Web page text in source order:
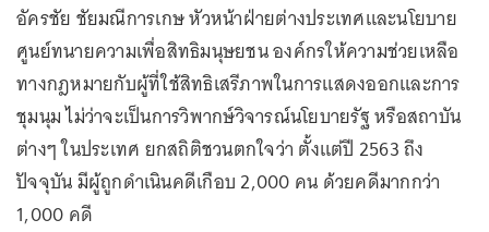
อัครชัย ชัยมณีการเกษ หัวหน้าฝ่ายต่างประเทศและนโยบาย
ศูนย์ทนายความเพื่อสิทธิมนุษยชน องค์กรให้ความช่วยเหลือ
ทางกฎหมายกับผู้ที่ใช้สิทธิเสรีภาพในการแสดงออกและการ
ชุมนุม ไม่ว่าจะเป็นการวิพากษ์วิจารณ์นโยบายรัฐ หรือสถาบัน
ต่างๆ ในประเทศ ยกสถิติชวนตกใจว่า ตั้งแต่ปี 2563 ถึง
ปัจจุบัน มีผู้ถูกดำเนินคดีเกือบ 2,000 คน ด้วยคดีมากกว่า
1,000 คดี